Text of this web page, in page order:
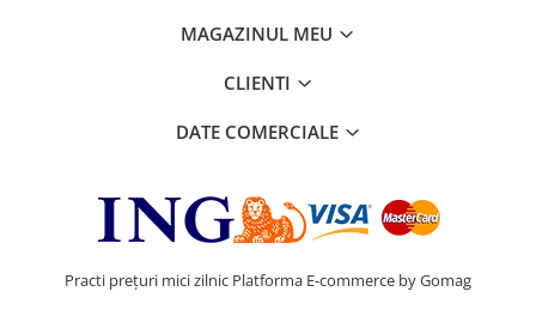
MAGAZINUL MEU
CLIENTI
DATE COMERCIALE
Practi prețuri mici zilnic Platforma E-commerce by Gomag